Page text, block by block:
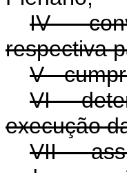
IV -
respectiva
V -
VI -
execução
VII -